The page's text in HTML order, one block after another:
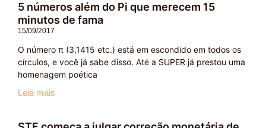
5 números além do Pi que merecem 15
minutos de fama
15/09/2017
O número π (3,1415 etc.) está em escondido em todos os
círculos, e você já sabe disso. Até a SUPER já prestou uma
homenagem poética
Leia mais